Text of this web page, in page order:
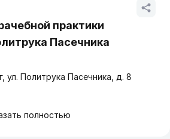
практики
Пасечника
ул. Политрука Пасечника, д. 8
полностью